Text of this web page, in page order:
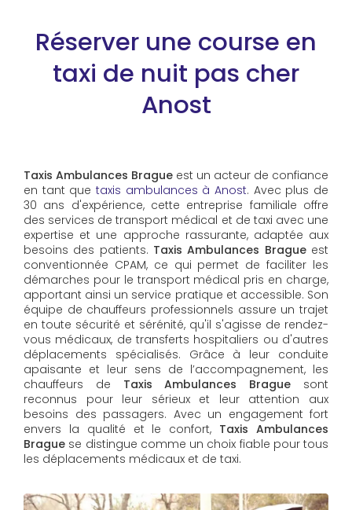
Réserver une course en
taxi de nuit pas cher
Anost
Taxis Ambulances Brague est un acteur de confiance
en tant que taxis ambulances à Anost. Avec plus de
30 ans d'expérience, cette entreprise familiale offre
des services de transport médical et de taxi avec une
expertise et une approche rassurante, adaptée aux
besoins des patients. Taxis Ambulances Bragueest
conventionnée CPAM, ce qui permet de faciliter les
démarches pour le transport médical pris en charge,
apportant ainsi un service pratique et accessible. Son
équipe de chauffeurs professionnels assure un trajet
en toute sécurité et sérénité, qu'il s'agisse de rendez-
vous médicaux, de transferts hospitaliers ou d'autres
déplacements spécialisés. Grâce à leur conduite
apaisante et leur sens de l’accompagnement, les
chauffeurs de Taxis Ambulances Brague sont
reconnus pour leur sérieux et leur attention aux
besoins des passagers. Avec un engagement fort
envers la qualité et le confort, Taxis Ambulances
Brague se distingue comme un choix fiable pour tous
les déplacements médicaux et de taxi.